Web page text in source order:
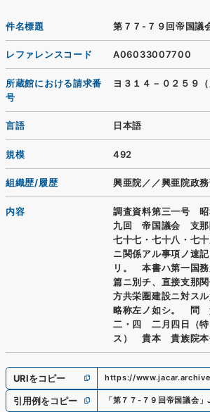
件名標題 第７７-７９回帝国議
レファレンスコード A06033007700
所蔵館における請求番
号
ヨ３１４－０２５９
言語 日本語
規模 492
組織歴/履歴 興亜院／／興亜院政
内容
調査資料第三一号
九回 帝国議会 支
七十七・七十八・七
ニ関係アル事項ノ速
リ。 本書ハ第一国務
篇ニ別チ、直接支那
方共栄圏建設ニ対ス
略称左ノ如シ。
二・四 二月四日（特
ス） 貴本 貴族院
URIをコピー https://
引用例をコピー 「第７７-７９回帝国議会 」